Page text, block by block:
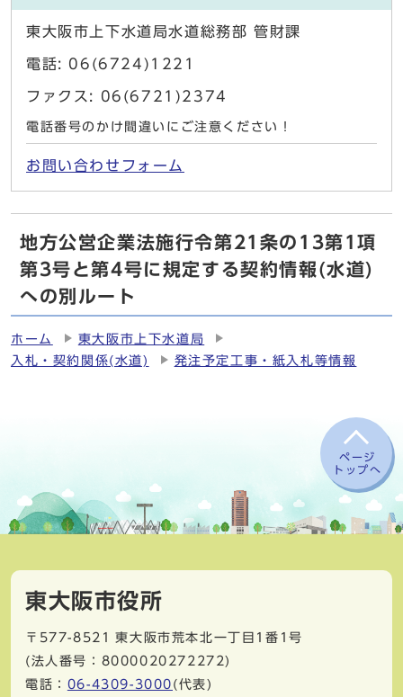
東大阪市上下水道局水道総務部 管財課
電話: 06(6724)1221
ファクス: 06(6721)2374
電話番号のかけ間違いにご注意ください！
お問い合わせフォーム
地方公営企業法施行令第21条の13第1項
第3号と第4号に規定する契約情報(水道)
への別ルート
ホーム
東大阪市上下水道局
入札・契約関係(水道)
発注予定工事・紙入札等情報
ページ
トップへ
東大阪市役所
〒577-8521
東大阪市荒本北一丁目1番1号
(法人番号：8000020272272)
電話： 06-4309-3000 (代表)